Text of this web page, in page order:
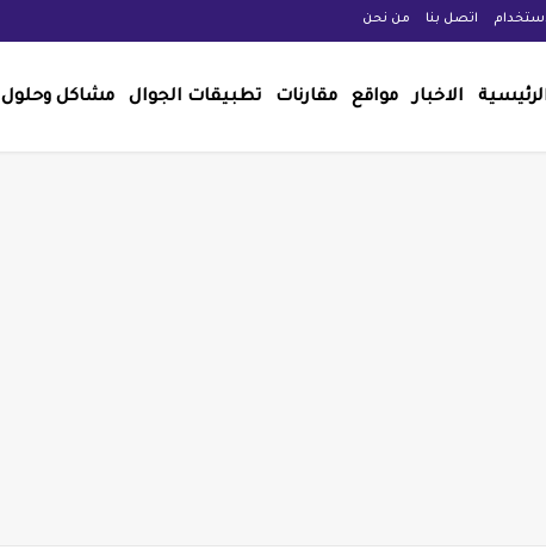
اتصل بنا من نحن
الاخبار مواقع مقارنات تطبيقات الجوال مشاكل وحلول